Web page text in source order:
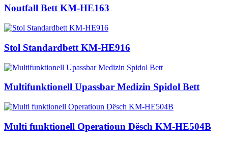
Noutfall Bett KM-HE163
Stol Standardbett KM-HE916
Multifunktionell Upassbar Medizin Spidol Bett
Multi funktionell Operatioun Dësch KM-HE504B